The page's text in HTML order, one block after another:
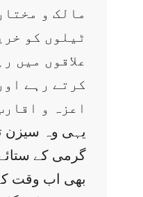
مالک و
ٹیلوں کو
علاقوں میں
کرتے رہے
اعزہ و
یہی وہ سیزن
گرمی کے
بھی اب وقت